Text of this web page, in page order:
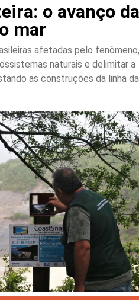
o avanço
mar
afetadas pelo
naturais e delimitar a
as construções da linha da